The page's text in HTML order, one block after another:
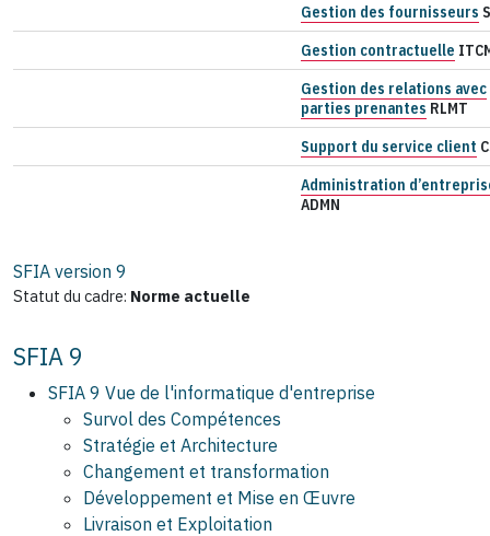
Gestion des fournisseurs
Gestion contractuelle
Gestion des relations avec
parties prenantes RLMT
Support du service client
Administration
ADMN
SFIA version 9
Statut du cadre: Norme actuelle
SFIA 9
SFIA 9 Vue de l'informatique d'entreprise
Survol des Compétences
Stratégie et Architecture
Changement et transformation
Développement et Mise en Œuvre
Livraison et Exploitation